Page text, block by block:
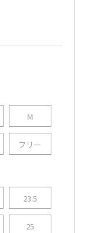
M
フリー
23.5
25